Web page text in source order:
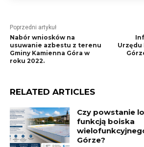
Poprzedni artykuł
Nabór wniosków na
usuwanie azbestu z terenu
Gminy Kamienna Góra w
roku 2022.
Urzędu
RELATED ARTICLES
Czy powstanie
funkcją boiska
Górze?